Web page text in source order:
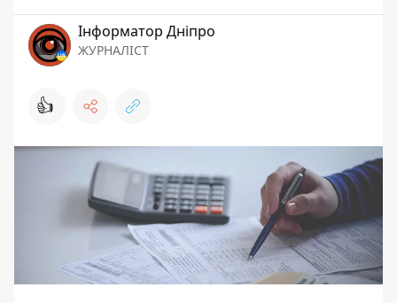
Інформатор Дніпро
ЖУРНАЛІСТ
👍